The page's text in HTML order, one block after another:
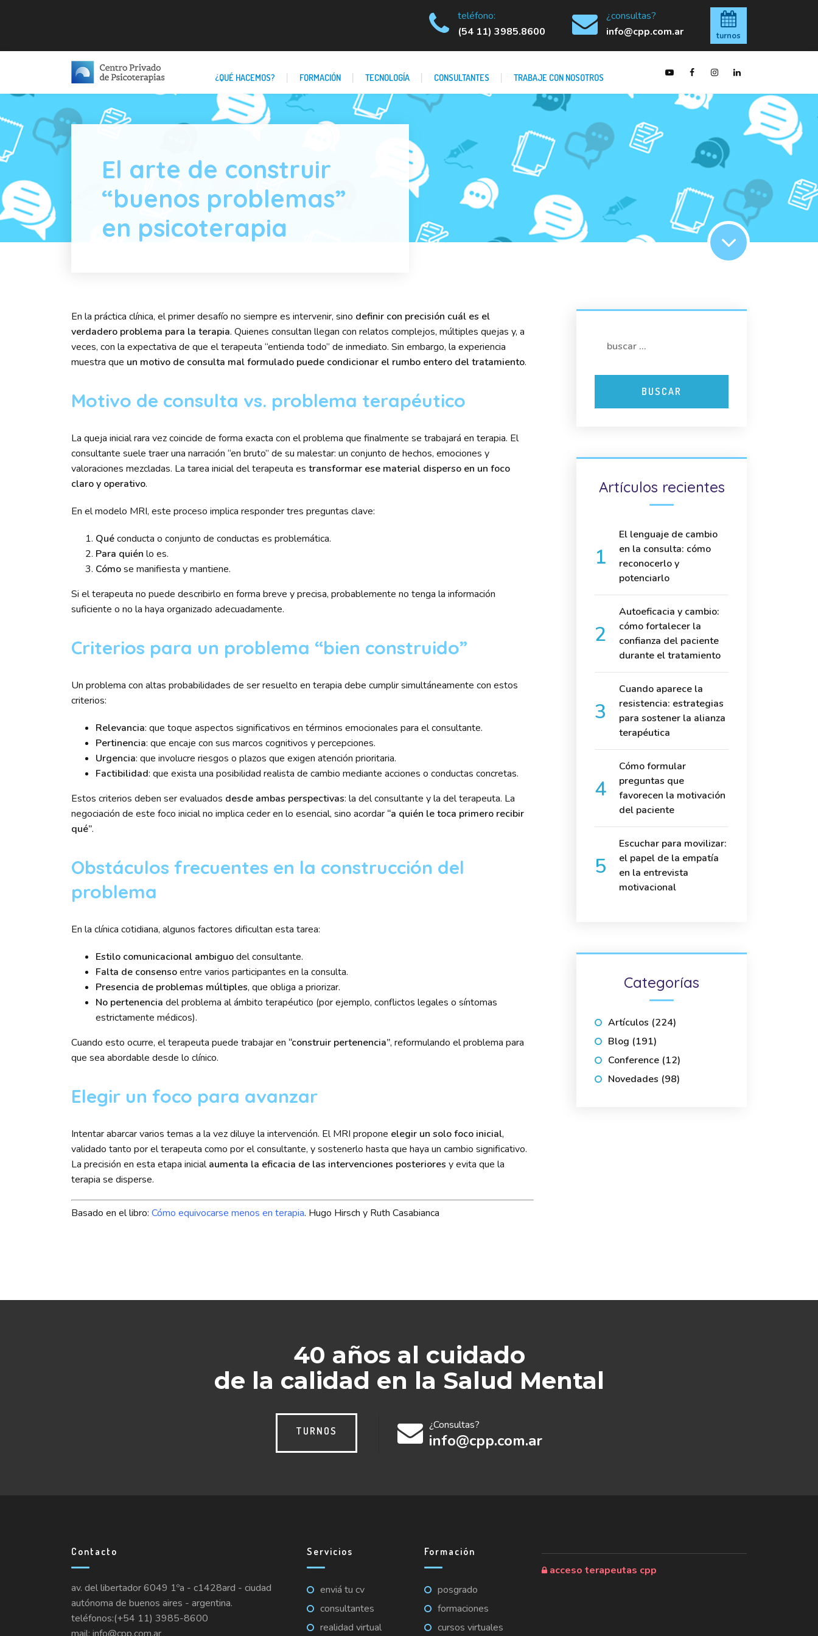
teléfono:
(54 11) 3985.8600
¿consultas?
info@cpp.com.ar
turnos
¿QUÉ HACEMOS? FORMACIÓN TECNOLOGÍA CONSULTANTES TRABAJE CON NOSOTROS
El arte de construir
“buenos problemas”
en psicoterapia
En la práctica clínica, el primer desafío no siempre es intervenir, sino definir con precisión cuál es el
verdadero problema para la terapia. Quienes consultan llegan con relatos complejos, múltiples quejas y, a
veces, con la expectativa de que el terapeuta “entienda todo” de inmediato. Sin embargo, la experiencia
muestra que un motivo de consulta mal formulado puede condicionar el rumbo entero del tratamiento.
Motivo de consulta vs. problema terapéutico
La queja inicial rara vez coincide de forma exacta con el problema que finalmente se trabajará en terapia. El
consultante suele traer una narración “en bruto” de su malestar: un conjunto de hechos, emociones y
valoraciones mezcladas. La tarea inicial del terapeuta es transformar ese material disperso en un foco
claro y operativo.
En el modelo MRI, este proceso implica responder tres preguntas clave:
Quéconducta o conjunto de conductas es problemática.
Para quién lo es.
Cómose manifiesta y mantiene.
Si el terapeuta no puede describirlo en forma breve y precisa, probablemente no tenga la información
suficiente o no la haya organizado adecuadamente.
Criterios para un problema “bien construido”
Un problema con altas probabilidades de ser resuelto en terapia debe cumplir simultáneamente con estos
criterios:
Relevancia: que toque aspectos significativos en términos emocionales para el consultante.
Pertinencia: que encaje con sus marcos cognitivos y percepciones.
Urgencia: que involucre riesgos o plazos que exigen atención prioritaria.
Factibilidad: que exista una posibilidad realista de cambio mediante acciones o conductas concretas.
Estos criterios deben ser evaluados desde ambas perspectivas: la del consultante y la del terapeuta. La
negociación de este foco inicial no implica ceder en lo esencial, sino acordar “a quién le toca primero recibir
qué”.
Obstáculos frecuentes en la construcción del
problema
En la clínica cotidiana, algunos factores dificultan esta tarea:
Estilo comunicacional ambiguodel consultante.
Falta de consensoentre varios participantes en la consulta.
Presencia de problemas múltiples, que obliga a priorizar.
No pertenencia del problema al ámbito terapéutico (por ejemplo, conflictos legales o síntomas
estrictamente médicos).
Cuando esto ocurre, el terapeuta puede trabajar en “construir pertenencia”, reformulando el problema para
que sea abordable desde lo clínico.
Elegir un foco para avanzar
Intentar abarcar varios temas a la vez diluye la intervención. El MRI propone elegir un solo foco inicial,
validado tanto por el terapeuta como por el consultante, y sostenerlo hasta que haya un cambio significativo.
La precisión en esta etapa inicialaumenta la eficacia de las intervenciones posteriores y evita que la
terapia se disperse.
Basado en el libro: Cómo equivocarse menos en terapia. Hugo Hirsch y Ruth Casabianca
Artículos recientes
El lenguaje de cambio
en la consulta: cómo
reconocerlo y
potenciarlo
Autoeficacia y cambio:
cómo fortalecer la
confianza del paciente
durante el tratamiento
Cuando aparece la
resistencia: estrategias
para sostener la alianza
terapéutica
Cómo formular
preguntas que
favorecen la motivación
del paciente
Escuchar para movilizar:
el papel de la empatía
en la entrevista
motivacional
Categorías
Artículos (224)
Blog (191)
Conference (12)
Novedades (98)
40 años al cuidado
de la calidad en la Salud Mental
TURNOS ¿Consultas?
info@cpp.com.ar
Contacto
av. del libertador 6049 1ºa - c1428ard - ciudad
autónoma de buenos aires - argentina.
teléfonos:(+54 11) 3985-8600
Servicios
enviá tu cv
consultantes
realidad virtual
Formación
posgrado
formaciones
cursos virtuales
acceso terapeutas cpp